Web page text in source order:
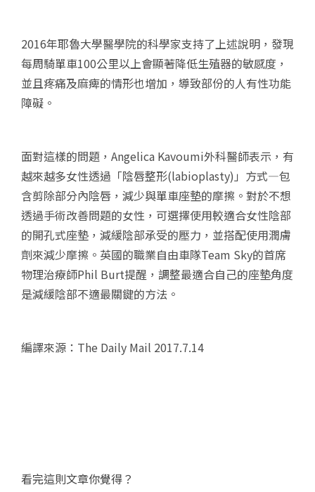
2016年耶魯大學醫學院的科學家支持了上述說明，發現
每周騎單車100公里以上會顯著降低生殖器的敏感度，
並且疼痛及麻痺的情形也增加，導致部份的人有性功能
障礙。
面對這樣的問題，Angelica Kavoumi外科醫師表示，有
越來越多女性透過「陰唇整形(labioplasty)」方式—包
含剪除部分內陰唇，減少與單車座墊的摩擦。對於不想
透過手術改善問題的女性，可選擇使用較適合女性陰部
的開孔式座墊，減緩陰部承受的壓力，並搭配使用潤膚
劑來減少摩擦。英國的職業自由車隊Team Sky的首席
物理治療師Phil Burt提醒，調整最適合自己的座墊角度
是減緩陰部不適最關鍵的方法。
編譯來源：The Daily Mail 2017.7.14
看完這則文章你覺得？